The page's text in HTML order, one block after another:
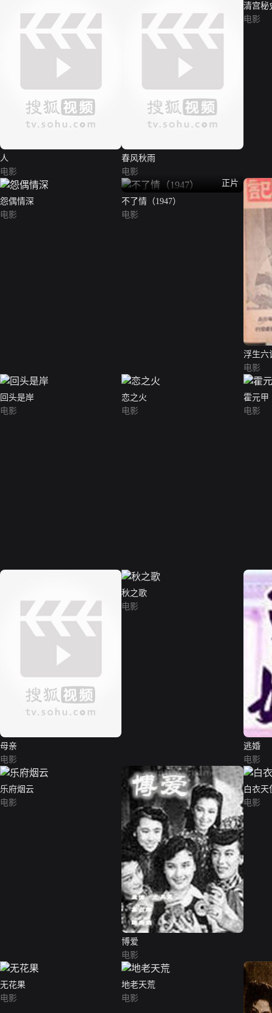
人
电影
春风秋雨
电影
清宫秘
电影
怨偶情深
电影
正片
不了情（1947）
电影
浮生六
电影
回头是岸
电影
恋之火
电影
霍元甲
电影
母亲
电影
秋之歌
电影
逃婚
电影
乐府烟云
电影
博爱
电影
白衣天
电影
无花果
电影
地老天荒
电影